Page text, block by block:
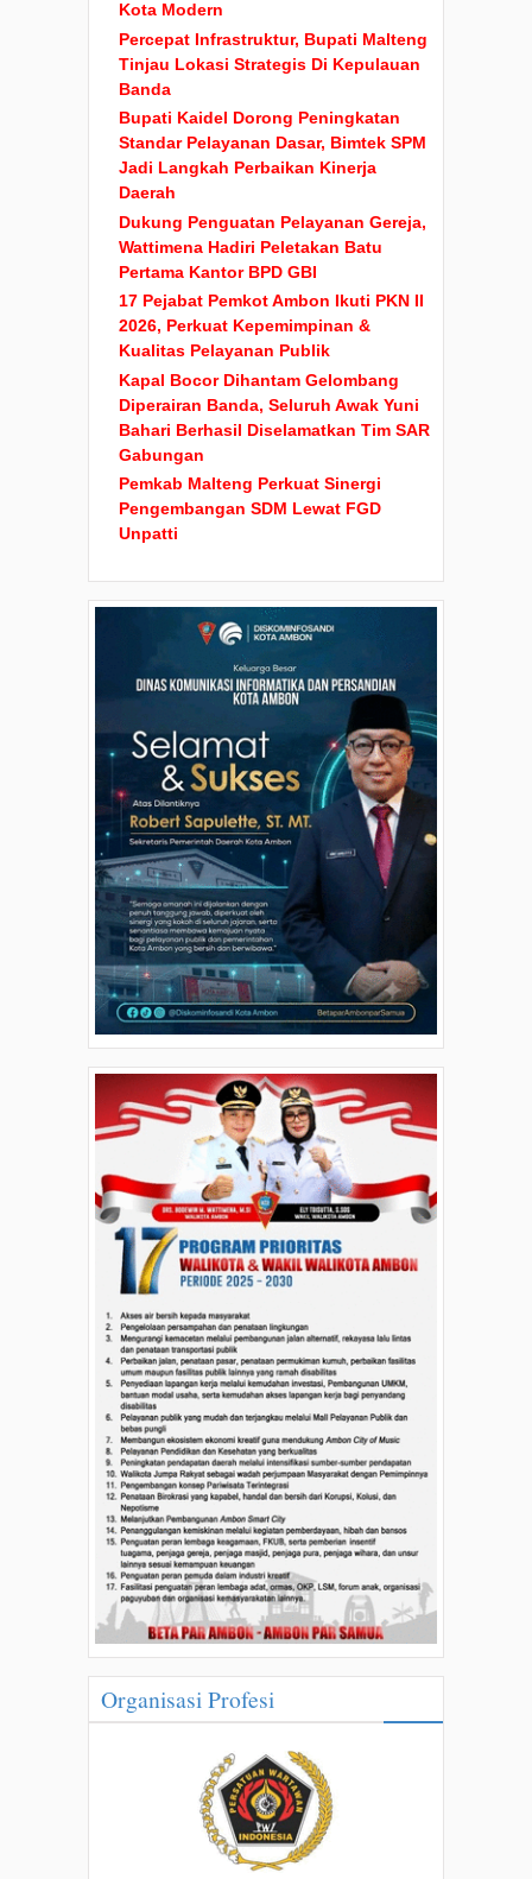
Kota Modern
Percepat Infrastruktur, Bupati Malteng
Tinjau Lokasi Strategis Di Kepulauan
Banda
Bupati Kaidel Dorong Peningkatan
Standar Pelayanan Dasar, Bimtek SPM
Jadi Langkah Perbaikan Kinerja
Daerah
Dukung Penguatan Pelayanan Gereja,
Wattimena Hadiri Peletakan Batu
Pertama Kantor BPD GBI
17 Pejabat Pemkot Ambon Ikuti PKN II
2026, Perkuat Kepemimpinan &
Kualitas Pelayanan Publik
Kapal Bocor Dihantam Gelombang
Diperairan Banda, Seluruh Awak Yuni
Bahari Berhasil Diselamatkan Tim SAR
Gabungan
Pemkab Malteng Perkuat Sinergi
Pengembangan SDM Lewat FGD
Unpatti
Organisasi Profesi